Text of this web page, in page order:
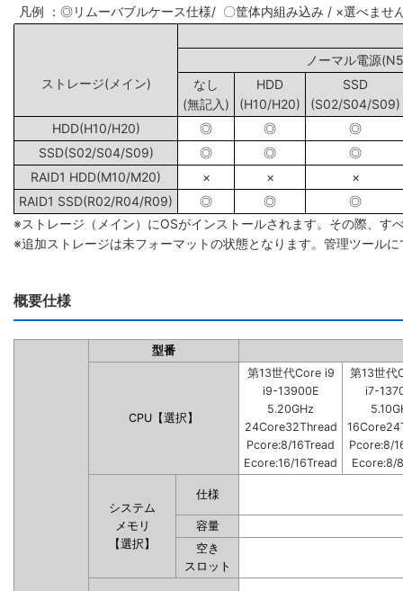
凡例 ：◎リムーバブルケース仕様/ 〇筐体内組み込み / ×選べませ
ノーマル電源
ストレージ(メイン)
なし
(無記入)
HDD
(H10/H20)
SSD
(S02/S04/S09)
HDD(H10/H20)
◎ ◎
◎
SSD(S02/S04/S09)
◎ ◎
◎
RAID1 HDD(M10/M20)
× ×
×
RAID1 SSD(R02/R04/R09)
◎ ◎
◎
※ストレージ（メイン）にOSがインストールされます。その際、す
※追加ストレージは未フォーマットの状態となります。管理ツール
概要仕様
型番
CPU【選択】
第13世代Core i9
i9-13900E
5.20GHz
24Core32Thread
Pcore:8/16Tread
Ecore:16/16Tread
第13世代
i7-
Pcore:8/
Ecore:8/
システム
メモリ
【選択】
仕様
容量
空き
スロット